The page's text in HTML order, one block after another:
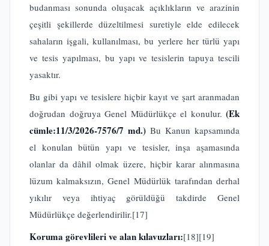
budanması sonunda oluşacak açıklıkların ve arazinin
çeşitli şekillerde düzeltilmesi suretiyle elde edilecek
sahaların işgali, kullanılması, bu yerlere her türlü yapı
ve tesis yapılması, bu yapı ve tesislerin tapuya tescili
yasaktır.
Bu gibi yapı ve tesislere hiçbir kayıt ve şart aranmadan
doğrudan doğruya Genel Müdürlükçe el konulur. (Ek
cümle:11/3/2026-7576/7 md.) Bu Kanun kapsamında
el konulan bütün yapı ve tesisler, inşa aşamasında
olanlar da dâhil olmak üzere, hiçbir karar alınmasına
lüzum kalmaksızın, Genel Müdürlük tarafından derhal
yıkılır veya ihtiyaç görüldüğü takdirde Genel
Müdürlükçe değerlendirilir.[17]
Koruma görevlileri ve alan kılavuzları:[18][19]